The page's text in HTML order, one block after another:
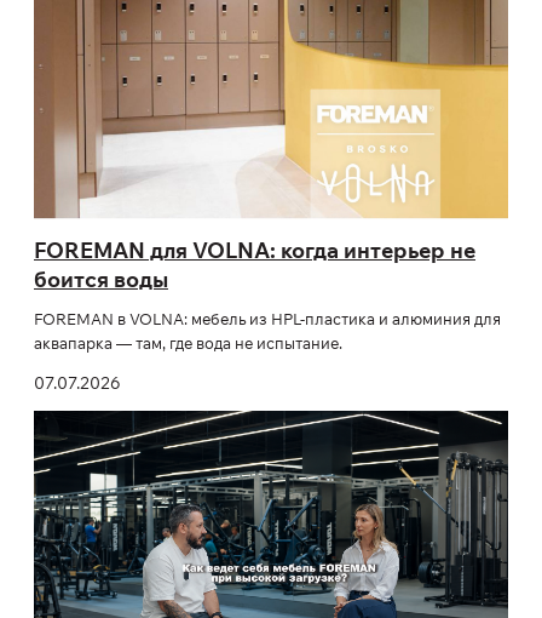
FOREMAN для VOLNA: когда интерьер не
боится воды
FOREMAN в VOLNA: мебель из HPL-пластика и алюминия для
аквапарка — там, где вода не испытание.
07.07.2026